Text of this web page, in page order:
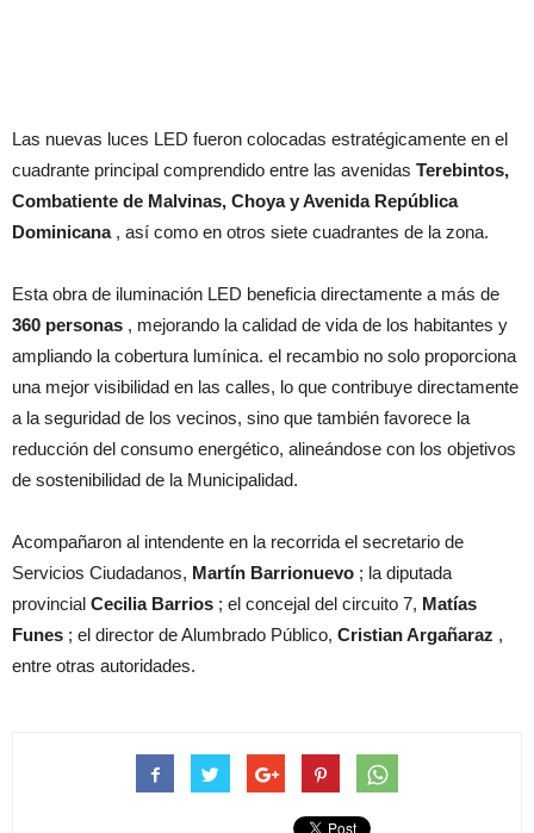
Las nuevas luces LED fueron colocadas estratégicamente en el
cuadrante principal comprendido entre las avenidas Terebintos,
Combatiente de Malvinas, Choya y Avenida República
Dominicana, así como en otros siete cuadrantes de la zona.
Esta obra de iluminación LED beneficia directamente a más de
360 personas , mejorando la calidad de vida de los habitantes y
ampliando la cobertura lumínica. el recambio no solo proporciona
una mejor visibilidad en las calles, lo que contribuye directamente
a la seguridad de los vecinos, sino que también favorece la
reducción del consumo energético, alineándose con los objetivos
de sostenibilidad de la Municipalidad.
Acompañaron al intendente en la recorrida el secretario de
Servicios Ciudadanos, Martín Barrionuevo ; la diputada
provincial Cecilia Barrios ; el concejal del circuito 7, Matías
Funes ; el director de Alumbrado Público, Cristian Argañaraz ,
entre otras autoridades.